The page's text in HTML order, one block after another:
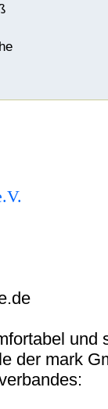
und
der mark